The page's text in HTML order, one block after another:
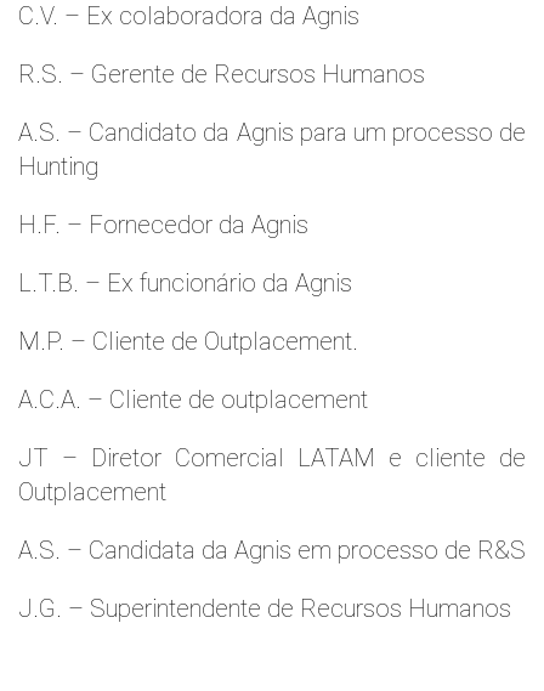
C.V. – Ex colaboradora da Agnis
R.S. – Gerente de Recursos Humanos
A.S. – Candidato da Agnis para um processo de
Hunting
H.F. – Fornecedor da Agnis
L.T.B. – Ex funcionário da Agnis
M.P. – Cliente de Outplacement.
A.C.A. – Cliente de outplacement
JT – Diretor Comercial LATAM e cliente de
Outplacement
A.S. – Candidata da Agnis em processo de R&S
J.G. – Superintendente de Recursos Humanos